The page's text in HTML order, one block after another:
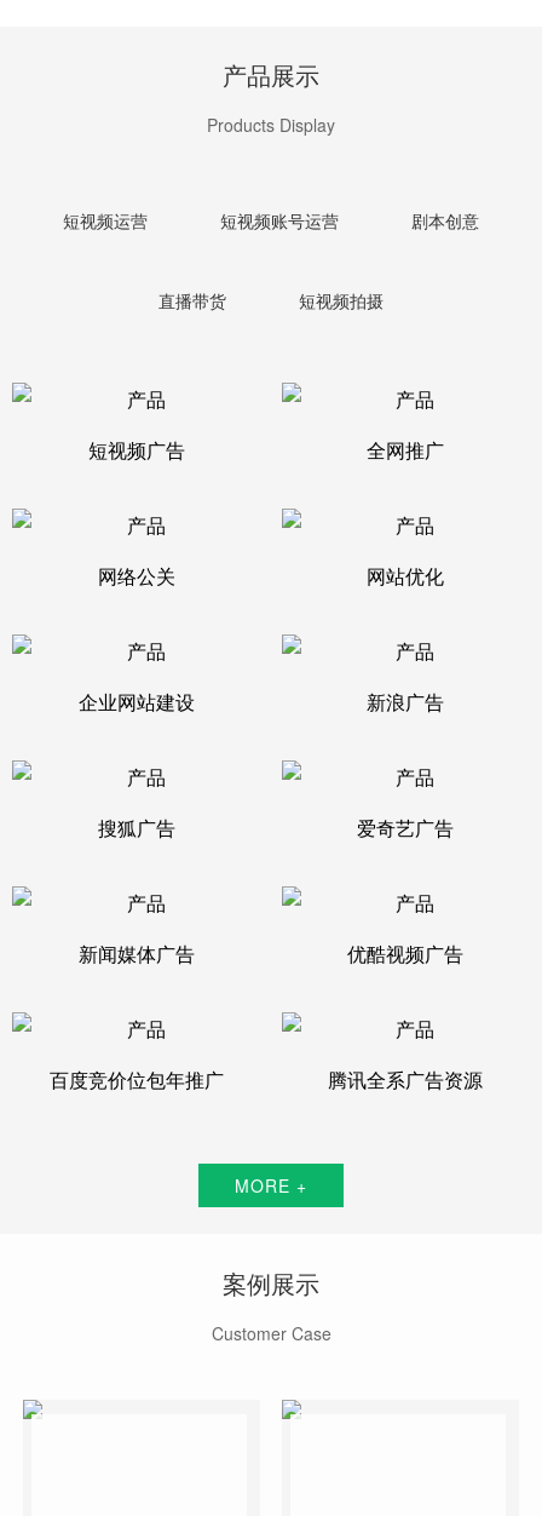
产品展示
Products Display
短视频运营 短视频账号运营 剧本创意
直播带货 短视频拍摄
短视频广告 全网推广
网络公关 网站优化
企业网站建设 新浪广告
搜狐广告 爱奇艺广告
新闻媒体广告 优酷视频广告
百度竞价位包年推广 腾讯全系广告资源
MORE +
案例展示
Customer Case